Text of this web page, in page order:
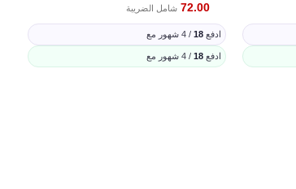
72.00 شامل الضريبة
ادفع 18 / 4 شهور مع
ادفع 18 / 4 شهور مع